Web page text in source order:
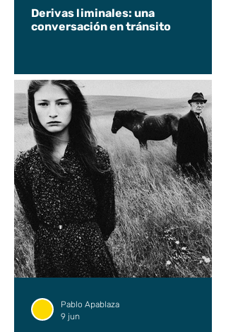
Derivas liminales: una
conversación en tránsito
Pablo Apablaza
9 jun